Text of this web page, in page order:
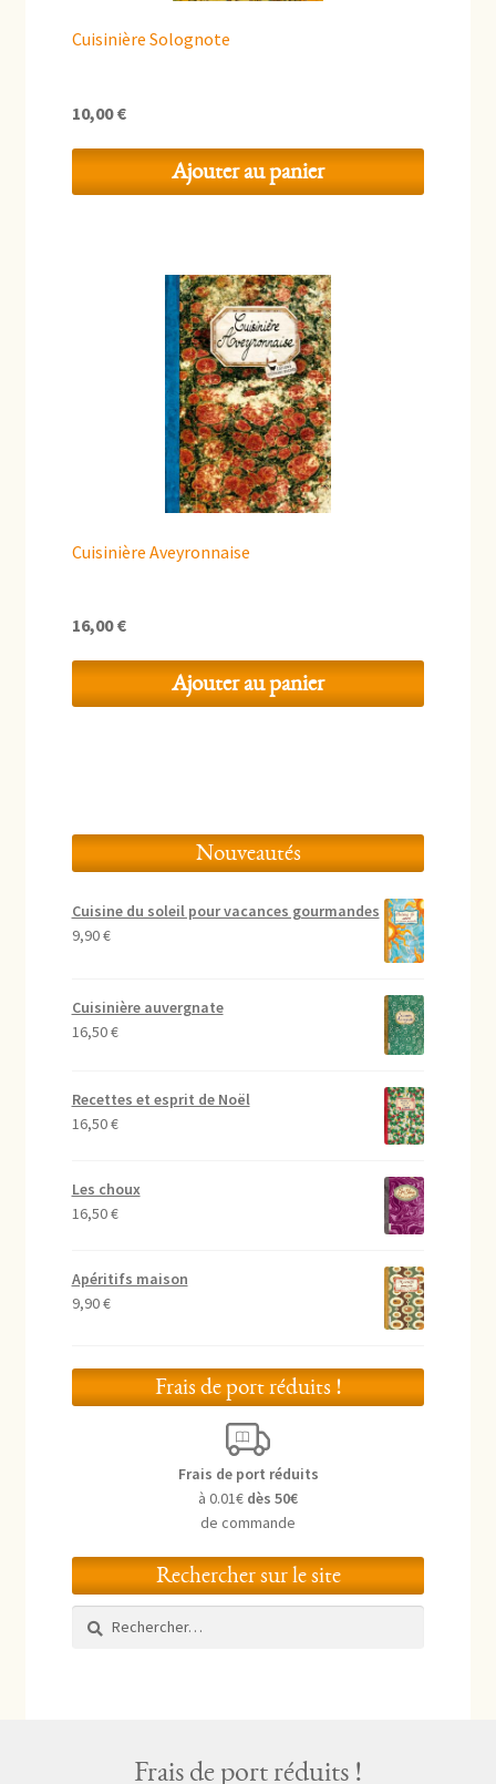
Cuisinière Solognote
10,00€
Ajouter au panier
Cuisinière Aveyronnaise
16,00€
Ajouter au panier
Nouveautés
Cuisine du soleil pour vacances gourmandes
9,90€
Cuisinière auvergnate
16,50€
Recettes et esprit de Noël
16,50€
Les choux
16,50€
Apéritifs maison
9,90€
Frais de port réduits !
Frais de port réduits
à 0.01€ dès 50€
de commande
Rechercher sur le site
Rechercher :
Frais de port réduits !